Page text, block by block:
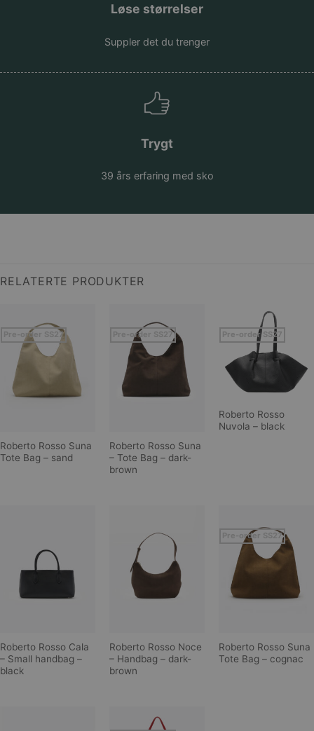
Løse størrelser
Suppler det du trenger
Trygt
39 års erfaring med sko
RELATERTE PRODUKTER
Pre-order SS27
Roberto Rosso Suna
Tote Bag – sand
Pre-order SS27
Roberto Rosso Suna
– Tote Bag – dark-
brown
Pre-order SS27
Roberto Rosso
Nuvola – black
Roberto Rosso Cala
– Small handbag –
black
Roberto Rosso Noce
– Handbag – dark-
brown
Pre-order SS27
Roberto Rosso Suna
Tote Bag – cognac